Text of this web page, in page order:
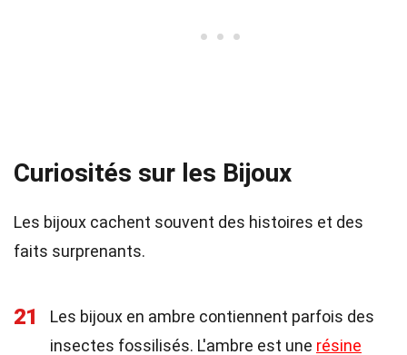
Curiosités sur les Bijoux
Les bijoux cachent souvent des histoires et des
faits surprenants.
21
Les bijoux en ambre contiennent parfois des
insectes fossilisés. L'ambre est une résine